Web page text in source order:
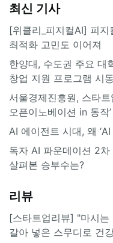
최신 기사
[위클리_피지컬AI] 피
최적화 고민도 이어져
한양대, 수도권 주요
창업 지원 프로그램 시동
서울경제진흥원, 스타
오픈이노베이션 in 동작
AI 에이전트 시대, 왜
독자 AI 파운데이션 2차
살펴본 승부수는?
리뷰
[스타트업리뷰] "마시는
갈아 넣은 스무디로 건